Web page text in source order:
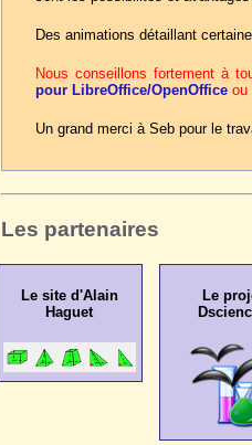
Des animations détaillant
Nous conseillons fortement à
pour LibreOffice/OpenOffice ou
Un grand merci à Seb pour le
Les partenaires
Le site d'Alain
Haguet
Le